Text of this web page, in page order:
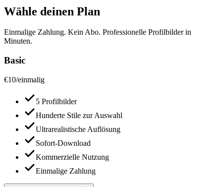
Wähle deinen Plan
Einmalige Zahlung. Kein Abo. Professionelle Profilbilder in
Minuten.
Basic
€10/einmalig
5 Profilbilder
Hunderte Stile zur Auswahl
Ultrarealistische Auflösung
Sofort-Download
Kommerzielle Nutzung
Einmalige Zahlung